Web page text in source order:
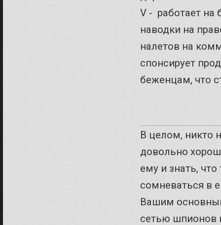
V - работает на
наводки на
налетов на
спонсирует
беженцам, что
В целом, никто
довольно
ему и знать,
сомневаться в
Вашим
сетью шпионов